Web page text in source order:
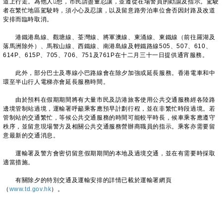
道上行走。為他人想，市民請盡量忍讓，並遵從在場警員的勸諭及指示。駕駛
者在繁忙地區駕駛時，須小心及忍讓，以及留意路旁泊車位會否因封路及改道
安排而臨時取消。
港鐵港島線、觀塘線、荃灣線、將軍澳線、東涌線、東鐵線（前往羅湖及
落馬洲除外）、馬鞍山線、西鐵線、南港島線及輕鐵路線505、507、610、
614P、615P、705、706、751及761P在十二月三十一日提供通宵服務。
此外，部分巴士及專線小巴路線會在除夕加強或延長服務。香港電車和中
環至半山行人電梯亦會延長服務時間。
由於預料在假期期間將有大量市民及訪港旅客使用公共交通服務經各陸路
邊境管制站過境，運輸署呼籲乘客應預早計劃行程，並在非繁忙時段過境。若
管制站的交通繁忙，等候公共交通服務的時間可能較平時長，候車乘客應遵守
秩序，並留意現場警方及相關公共交通服務營辦商職員的指示。乘客亦需要留
意最新的交通消息。
運輸署及警方會密切留意假期期間的本地及過境交通，並在有需要時採取
適當措施。
有關除夕的特別交通及運輸安排的詳情已載於運輸署網頁
（ www.td.gov.hk）。